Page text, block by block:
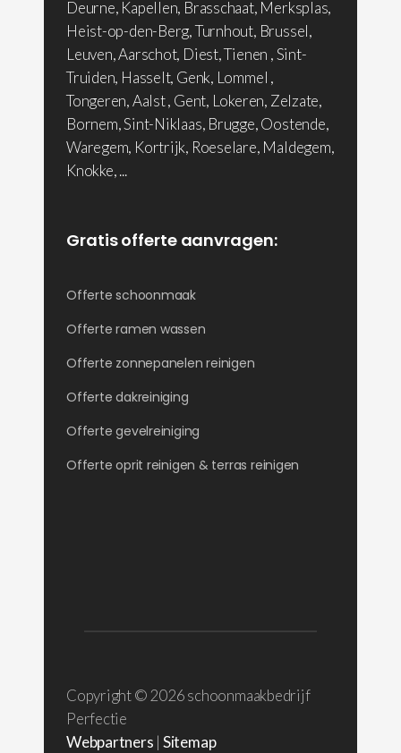
Deurne, Kapellen, Brasschaat, Merksplas,
Heist-op-den-Berg, Turnhout, Brussel,
Leuven, Aarschot, Diest, Tienen , Sint-
Truiden, Hasselt, Genk, Lommel ,
Tongeren, Aalst , Gent, Lokeren, Zelzate,
Bornem, Sint-Niklaas, Brugge, Oostende,
Waregem, Kortrijk, Roeselare, Maldegem,
Knokke, ...
Gratis offerte aanvragen:
Offerte schoonmaak
Offerte ramen wassen
Offerte zonnepanelen reinigen
Offerte dakreiniging
Offerte gevelreiniging
Offerte oprit reinigen & terras reinigen
Copyright © 2026 schoonmaakbedrijf
Perfectie
Webpartners | Sitemap